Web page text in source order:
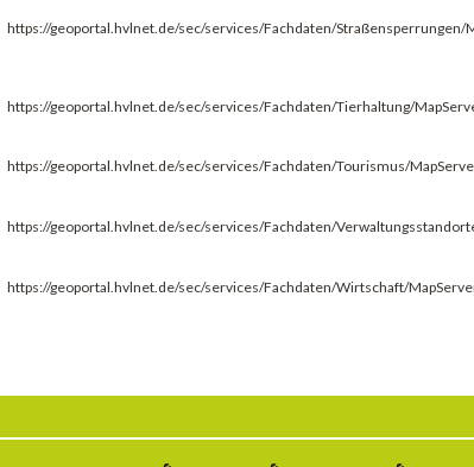
https://geoportal.hvlnet.de/sec/services/Fachdaten/Straßensperrungen/
https://geoportal.hvlnet.de/sec/services/Fachdaten/Tierhaltung/
https://geoportal.hvlnet.de/sec/services/Fachdaten/Tourismus/
https://geoportal.hvlnet.de/sec/services/Fachdaten/
https://geoportal.hvlnet.de/sec/services/Fachdaten/Wirtschaft/